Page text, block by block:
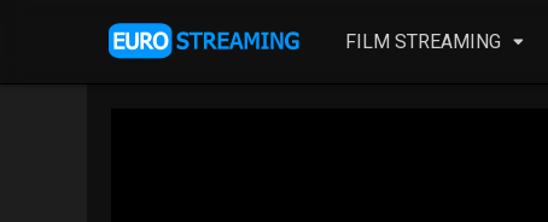
FILM STREAMING